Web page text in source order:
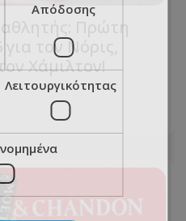
Πρώτη
τον Νόρις,
Χάμιλτον!
Απόδοσης
Λειτουργικότητας